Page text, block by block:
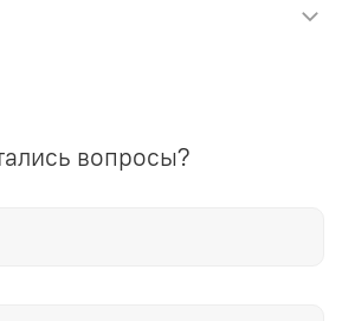
вопросы?